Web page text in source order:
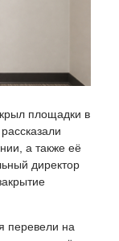
площадки в
а также её
директор
перевели на